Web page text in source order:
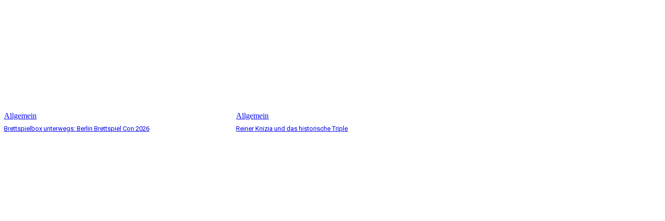
Allgemein
Brettspielbox unterwegs: Berlin Brettspiel Con 2026
Allgemein
Reiner Knizia und das historische Triple